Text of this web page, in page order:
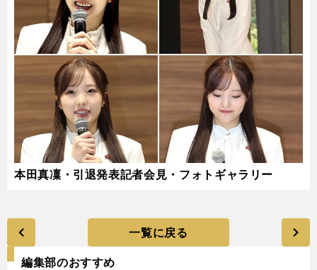
本田真凜・引退発表記者会見・フォトギャラリー
一覧に戻る
編集部のおすすめ